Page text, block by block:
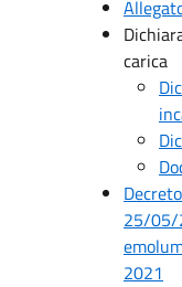
carica
25/05/
2021